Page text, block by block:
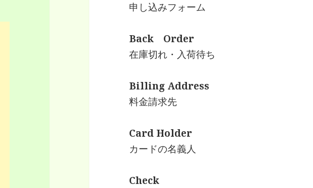
申し込みフォーム
Back Order
在庫切れ・入荷待ち
Billing Address
料金請求先
Card Holder
カードの名義人
Check